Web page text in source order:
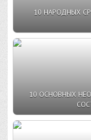
10 НАРОДНЫХ
10 ОСНОВНЫХ